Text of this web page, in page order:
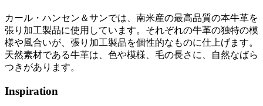
カール・ハンセン＆サンでは、南米産の最高品質の本牛革を
張り加工製品に使用しています。それぞれの牛革の独特の模
様や風合いが、張り加工製品を個性的なものに仕上げます。
天然素材である牛革は、色や模様、毛の長さに、自然なばら
つきがあります。
Inspiration